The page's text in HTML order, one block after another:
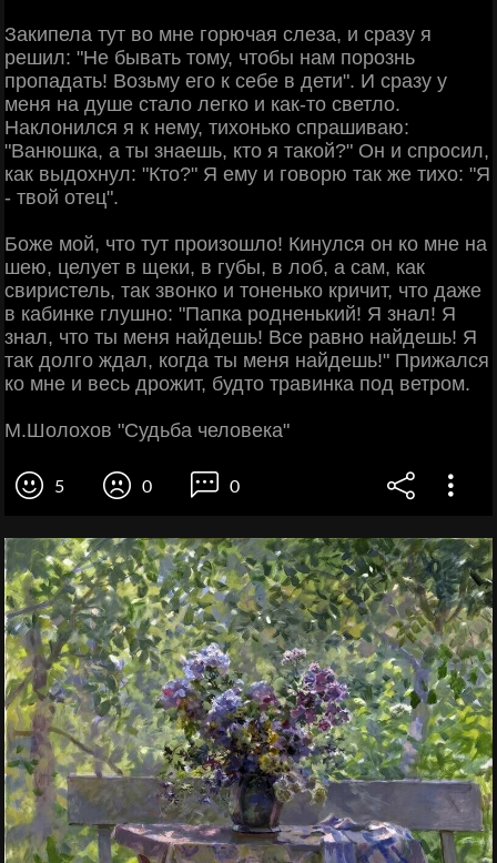
Закипела тут во мне горючая слеза, и сразу я
решил: "Не бывать тому, чтобы нам порознь
пропадать! Возьму его к себе в дети". И сразу у
меня на душе стало легко и как-то светло.
Наклонился я к нему, тихонько спрашиваю:
"Ванюшка, а ты знаешь, кто я такой?" Он и спросил,
как выдохнул: "Кто?" Я ему и говорю так же тихо: "Я
- твой отец".
Боже мой, что тут произошло! Кинулся он ко мне на
шею, целует в щеки, в губы, в лоб, а сам, как
свиристель, так звонко и тоненько кричит, что даже
в кабинке глушно: "Папка родненький! Я знал! Я
знал, что ты меня найдешь! Все равно найдешь! Я
так долго ждал, когда ты меня найдешь!" Прижался
ко мне и весь дрожит, будто травинка под ветром.
М.Шолохов "Судьба человека"
5 0 0